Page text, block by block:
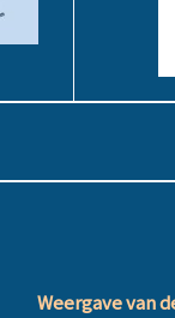
Weergave van